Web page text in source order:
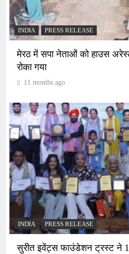
INDIA PRESS RELEASE
मेरठ में सपा नेताओं को हाउस
रोका गया
11 months ago
INDIA PRESS RELEASE
सुरीत इवेंट्स फाउंडेशन ट्रस्ट ने